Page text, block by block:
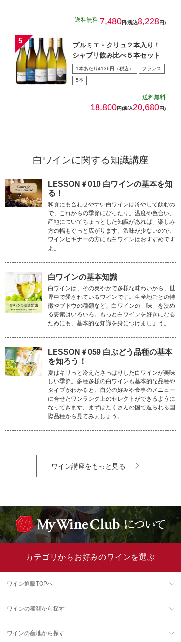
送料無料 7,480円(税込8,228円)
プルミエ・クリュ２本入り！
シャブリ飲み比べ５本セット
1本あたり4136円（税込） フランス
5本
送料無料
18,800円(税込20,680円)
白ワインに関する知識講座
LESSON＃010 白ワインの基本を知
る！
和食にも合わせやすい白ワインは冷やして飲むの
で、これからの季節にぴったり。温度や色合い、
産地についてちょっとした知識があれば、楽しみ
方の幅もぐっと広がります。渋味が少ないので、
ワインビギナーの方にも白ワインはおすすめです
よ。
白ワインの基本知識
白ワインは、その爽やかで多様な味わいから、世
界中で愛されているワインです。生産地ごとの特
徴やブドウの種類など、白ワインの「味」を決め
る要素はいろいろ。もっと白ワインを好きになる
ためにも、基本的な知識を身につけましょう。
LESSON＃059 白ぶどう品種の基本
を知ろう！
夏はキリっと冷えたさっぱりした白ワインが美味
しい季節。多種多様の白ワインも基本的な品種や
タイプがわかると、自分の好みや食事のメニュー
に合せたワンランク上のセレクトができるように
なってきます。まずはたくさんの国で造られる国
際品種から見てみましょう。
ワイン講座をもっと見る
カテゴリからお好みのワインを選ぶ
ワイン通販TOPへ
ワインの種類から探す
ワインの産地から探す